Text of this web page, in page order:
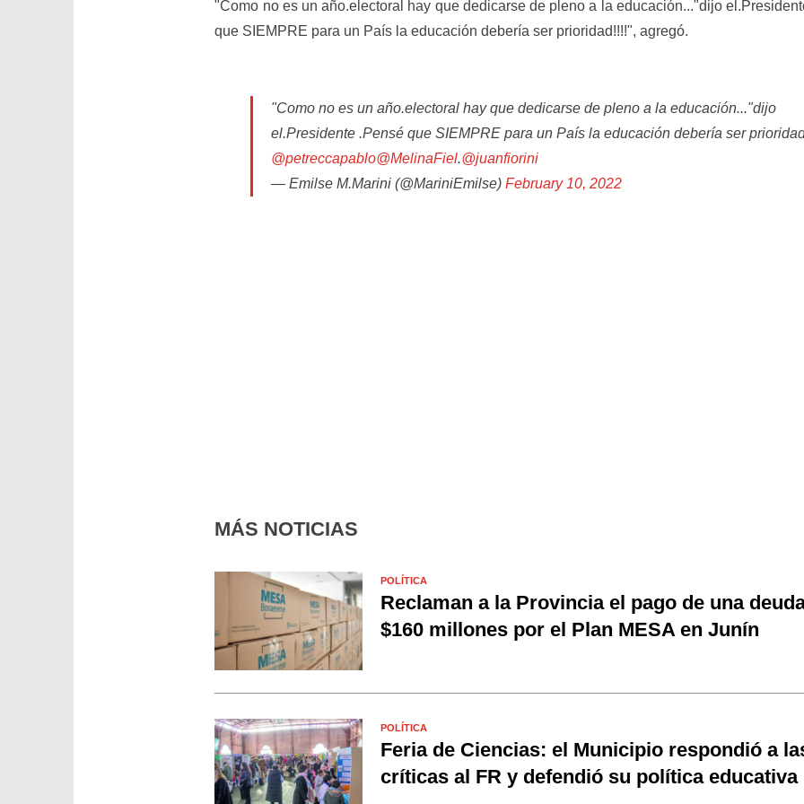
"Como no es un año.electoral hay que dedicarse de pleno a la educación..."dijo
que SIEMPRE para un País la educación debería ser prioridad!!!!", agregó.
"Como no es un año.electoral hay que dedicarse de pleno a la educación..."dijo
el.Presidente .Pensé que SIEMPRE para un País la educación debería ser
@petreccapablo@MelinaFiel.@juanfiorini
— Emilse M.Marini (@MariniEmilse)February 10, 2022
MÁS NOTICIAS
POLÍTICA
Reclaman a la Provincia el pago de una
$160 millones por el Plan MESA en Junín
POLÍTICA
Feria de Ciencias: el Municipio respondió a
críticas al FR y defendió su política educativa